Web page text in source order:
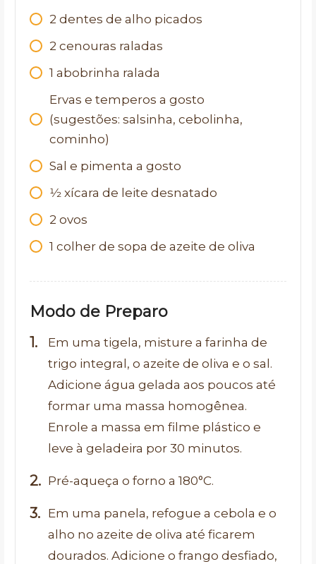
2 dentes de alho picados
2 cenouras raladas
1 abobrinha ralada
Ervas e temperos a gosto
(sugestões: salsinha, cebolinha,
cominho)
Sal e pimenta a gosto
1⁄2 xícara de leite desnatado
2 ovos
1 colher de sopa de azeite de oliva
Modo de Preparo
Em uma tigela, misture a farinha de
trigo integral, o azeite de oliva e o sal.
Adicione água gelada aos poucos até
formar uma massa homogênea.
Enrole a massa em filme plástico e
leve à geladeira por 30 minutos.
Pré-aqueça o forno a 180°C.
Em uma panela, refogue a cebola e o
alho no azeite de oliva até ficarem
dourados. Adicione o frango desfiado,